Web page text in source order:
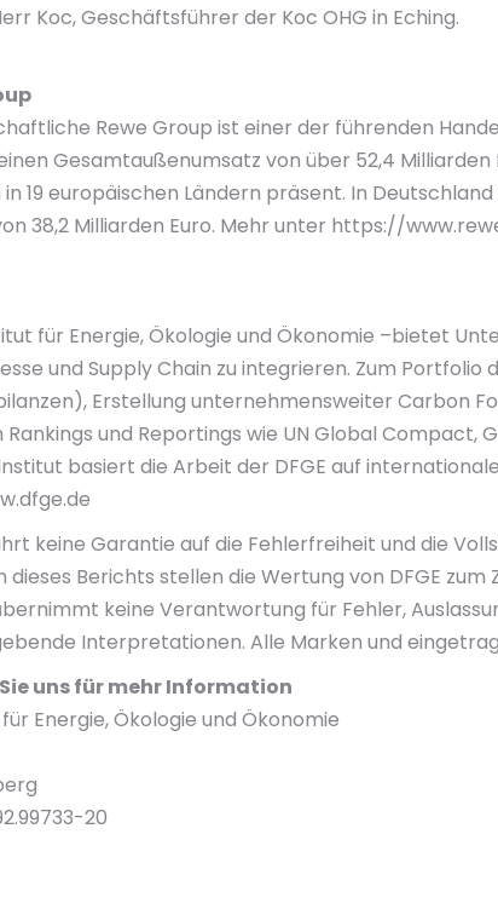
Koc, Geschäftsführer der Koc OHG in Eching.
Rewe Group ist einer der führenden
Gesamtaußenumsatz von über 52,4
in 19 europäischen Ländern präsent. In
38,2 Milliarden Euro. Mehr unter https://
für Energie, Ökologie und Ökonomie –bietet
und Supply Chain zu integrieren. Zum
Erstellung unternehmensweiter Carbon
und Reportings wie UN Global Compact,
basiert die Arbeit der DFGE auf
keine Garantie auf die Fehlerfreiheit und die
dieses Berichts stellen die Wertung von DFGE
keine Verantwortung für Fehler,
Interpretationen. Alle Marken und
uns für mehr Information
Energie, Ökologie und Ökonomie
20